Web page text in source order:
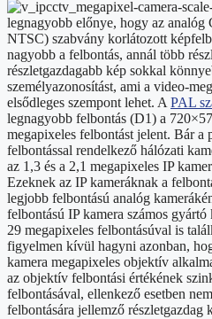
legnagyobb előnye, hogy az
NTSC) szabvány korlátozott
nagyobb a felbontás, annál több
részletgazdagabb kép sokkal
személyazonosítást, ami a video-
elsődleges szempont lehet. APAL
legnagyobb felbontás (D1) a
megapixeles felbontást jelent. Bár a
felbontással rendelkező hálózati
az 1,3 és a 2,1 megapixeles IP
Ezeknek az IP kameráknak a
legjobb felbontású analóg
felbontású IP kamera számos
29 megapixeles felbontásúval is
figyelmen kívül hagyni azonban,
kamera megapixeles objektív
az objektív felbontási értékének
felbontásával, ellenkező esetben
felbontására jellemző részletgazdag